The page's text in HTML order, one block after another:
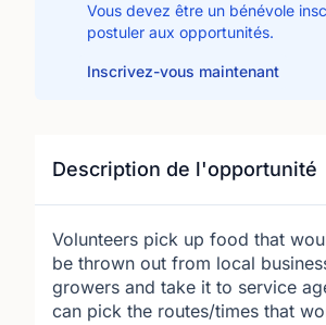
Vous devez être un bénévole
postuler aux opportunités.
Inscrivez-vous maintenant
Description de l'opportunité
Volunteers pick up food that
be thrown out from local
growers and take it to service
can pick the routes/times that